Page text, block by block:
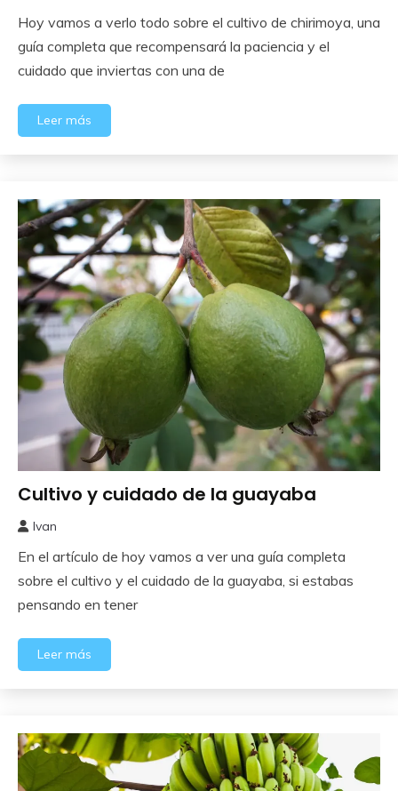
agosto,
2025
Hoy vamos a verlo todo sobre el cultivo de chirimoya, una
guía completa que recompensará la paciencia y el
cuidado que inviertas con una de
Leer más
Frutales
Sin
categoría
Cultivo y cuidado de la guayaba
septiembre,
2024
Ivan
En el artículo de hoy vamos a ver una guía completa
sobre el cultivo y el cuidado de la guayaba, si estabas
pensando en tener
Leer más